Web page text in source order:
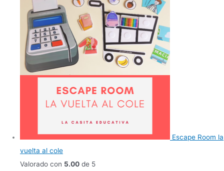
Escape Room la
vuelta al cole
Valorado con 5.00 de 5